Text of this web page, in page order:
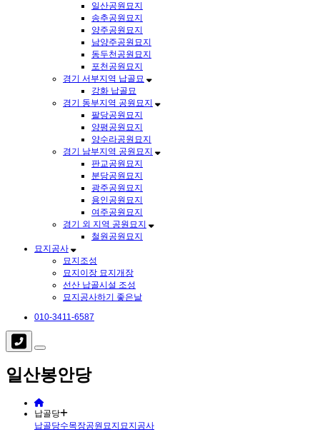
일산공원묘지
송추공원묘지
양주공원묘지
남양주공원묘지
동두천공원묘지
포천공원묘지
경기 서부지역 납골묘
강화 납골묘
경기 동부지역 공원묘지
팔당공원묘지
양평공원묘지
양수라공원묘지
경기 남부지역 공원묘지
판교공원묘지
분당공원묘지
광주공원묘지
용인공원묘지
여주공원묘지
경기 외 지역 공원묘지
철원공원묘지
묘지공사
묘지조성
묘지이장 묘지개장
선산 납골시설 조성
묘지공사하기 좋은날
010-3411-6587
일산봉안당
납골당
납골당수목장공원묘지 묘지공사